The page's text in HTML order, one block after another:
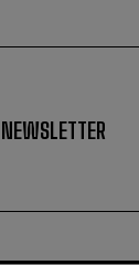
NEWSLETTER